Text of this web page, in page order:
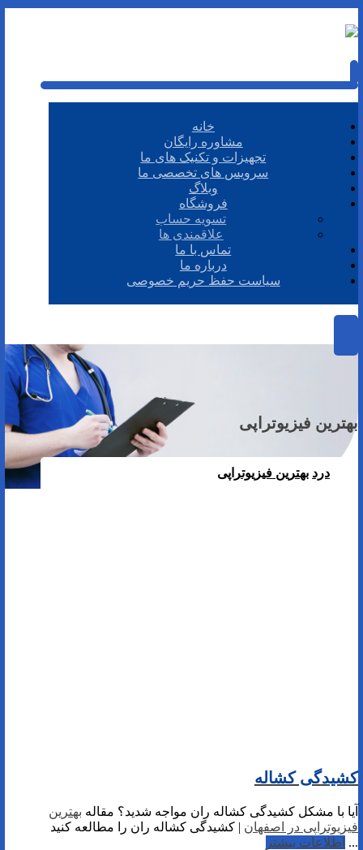
خانه
مشاوره رایگان
تجهیزات و تکنیک های ما
سرویس های تخصصی ما
وبلاگ
فروشگاه
تسویه حساب
علاقمندی ها
تماس با ما
درباره ما
سیاست حفظ حریم خصوصی
بهترین فیزیوتراپی
درد بهترین فیزیوتراپی
کشیدگی کشاله
آیا با مشکل کشیدگی کشاله ران مواجه شدید؟ مقاله بهترین
فیزیوتراپی در اصفهان | کشیدگی کشاله ران را مطالعه کنید
... اطلاعات بیشتر